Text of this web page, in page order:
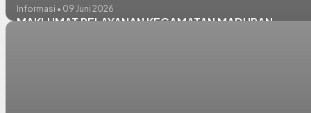
Informasi • 09 Juni 2026
MAKLUMAT PELAYANAN KECAMATAN MADURAN